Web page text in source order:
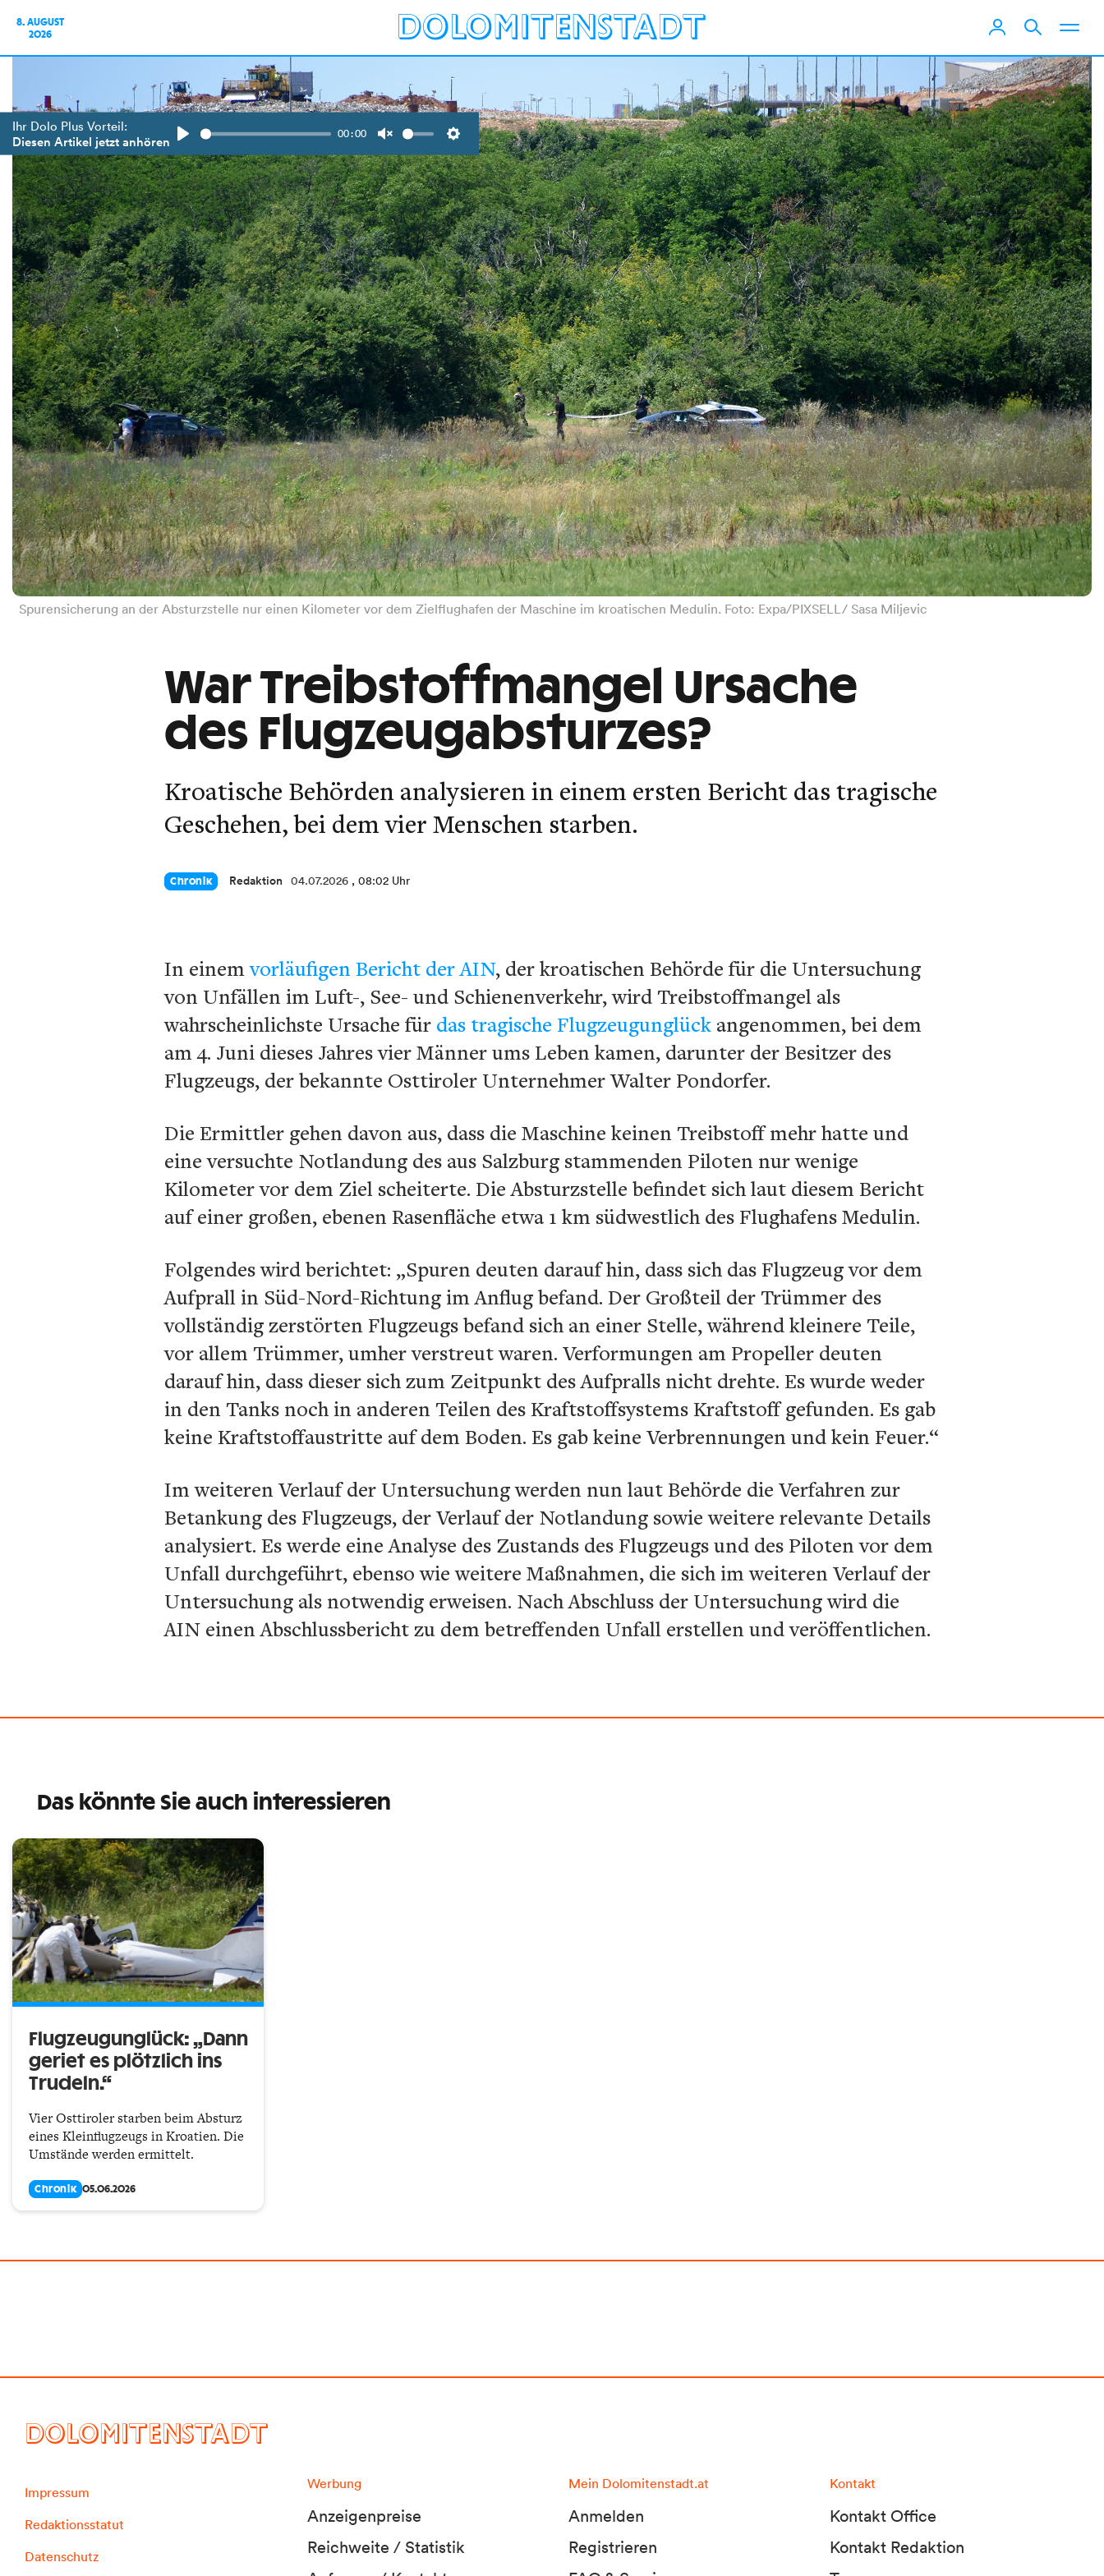
8. AUGUST
2026
Ihr Dolo Plus Vorteil:
Diesen Artikel jetzt anhören
Play
00:00
Unmute Settings
Spurensicherung an der Absturzstelle nur einen Kilometer vor dem Zielflughafen der Maschine im kroatischen Medulin. Foto: Expa/PIXSELL/ Sasa Miljevic
War Treibstoffmangel Ursache
des Flugzeugabsturzes?
Kroatische Behörden analysieren in einem ersten Bericht das tragische
Geschehen, bei dem vier Menschen starben.
Chronik Redaktion 04.07.2026 , 08:02 Uhr
In einemvorläufigen Bericht der AIN, der kroatischen Behörde für die Untersuchung
von Unfällen im Luft-, See- und Schienenverkehr, wird Treibstoffmangel als
wahrscheinlichste Ursache für das tragische Flugzeugunglück angenommen, bei dem
am 4. Juni dieses Jahres vier Männer ums Leben kamen, darunter der Besitzer des
Flugzeugs, der bekannte Osttiroler Unternehmer Walter Pondorfer.
Die Ermittler gehen davon aus, dass die Maschine keinen Treibstoff mehr hatte und
eine versuchte Notlandung des aus Salzburg stammenden Piloten nur wenige
Kilometer vor dem Ziel scheiterte. Die Absturzstelle befindet sich laut diesem Bericht
auf einer großen, ebenen Rasenfläche etwa 1 km südwestlich des Flughafens Medulin.
Folgendes wird berichtet: „Spuren deuten darauf hin, dass sich das Flugzeug vor dem
Aufprall in Süd-Nord-Richtung im Anflug befand. Der Großteil der Trümmer des
vollständig zerstörten Flugzeugs befand sich an einer Stelle, während kleinere Teile,
vor allem Trümmer, umher verstreut waren. Verformungen am Propeller deuten
darauf hin, dass dieser sich zum Zeitpunkt des Aufpralls nicht drehte. Es wurde weder
in den Tanks noch in anderen Teilen des Kraftstoffsystems Kraftstoff gefunden. Es gab
keine Kraftstoffaustritte auf dem Boden. Es gab keine Verbrennungen und kein Feuer.“
Im weiteren Verlauf der Untersuchung werden nun laut Behörde die Verfahren zur
Betankung des Flugzeugs, der Verlauf der Notlandung sowie weitere relevante Details
analysiert. Es werde eine Analyse des Zustands des Flugzeugs und des Piloten vor dem
Unfall durchgeführt, ebenso wie weitere Maßnahmen, die sich im weiteren Verlauf der
Untersuchung als notwendig erweisen. Nach Abschluss der Untersuchung wird die
AIN einen Abschlussbericht zu dem betreffenden Unfall erstellen und veröffentlichen.
Das könnte Sie auch interessieren
Flugzeugunglück: „Dann
geriet es plötzlich ins
Trudeln.“
Vier Osttiroler starben beim Absturz
eines Kleinflugzeugs in Kroatien. Die
Umstände werden ermittelt.
Chronik 05.06.2026
DOLOMITENSTADT
Impressum
Redaktionsstatut
Datenschutz
Werbung
Anzeigenpreise
Reichweite / Statistik
Mein Dolomitenstadt.at
Anmelden
Registrieren
Kontakt
Kontakt Office
Kontakt Redaktion